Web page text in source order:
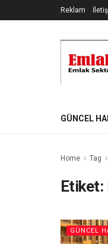
Reklam
GÜNCEL
Home Tag
Etiket:
GÜNCEL